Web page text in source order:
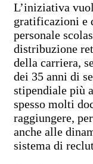
L’iniziativa
gratificazioni e
personale
distribuzione
della carriera,
dei 35 anni di
stipendiale più
spesso molti
raggiungere,
anche alle
sistema di